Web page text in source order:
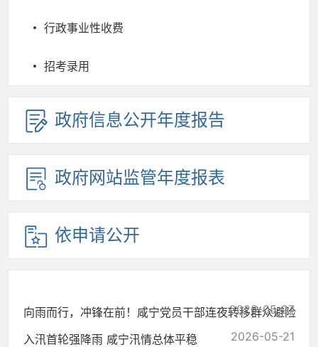
行政事业性收费
招考录用
政府信息公开年度报告
政府网站监管年度报表
依申请公开
向雨而行，冲锋在前！咸宁党员干部连夜转移群众避险
2026-05-27
入汛首轮强降雨 咸宁汛情总体平稳 2026-05-21